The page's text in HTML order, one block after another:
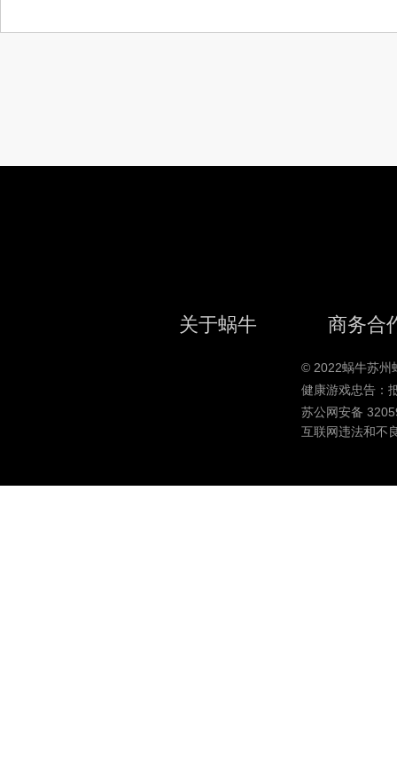
关于蜗牛 商务合
© 2022蜗牛苏州
健康游戏忠告：
苏公网安备
互联网违法和不